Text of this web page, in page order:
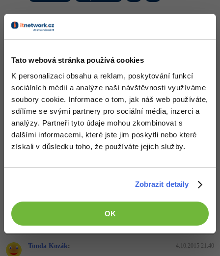
Tato webová stránka používá cookies
K personalizaci obsahu a reklam, poskytování funkcí
sociálních médií a analýze naší návštěvnosti využíváme
soubory cookie. Informace o tom, jak náš web používáte,
sdílíme se svými partnery pro sociální média, inzerci a
analýzy. Partneři tyto údaje mohou zkombinovat s
dalšími informacemi, které jste jim poskytli nebo které
získali v důsledku toho, že používáte jejich služby.
Zobrazit detaily
OK
Václav Černý
jsou jednoznačně dostupné z menu. Smyl to má z pravidla na
menu nedávají, nebo mají úvodní stránku odlišnou od ostatních.
Nahoru Odpovědět
Václav Černý: 4.10.2015 12:48
Jak už jsem říkal, myslím si že klikací logo nepřinese nic
závratného. Ovšem u telefonu a adresy si také dokážu představit
položka v menu, někteří řekněme ne zběhlí uživatelé by si mohli
myslet, že se po kliknutí dostanou na stránku dané položky, která
možnostmi.
Tonda Kozák: 4.10.2015 21:40